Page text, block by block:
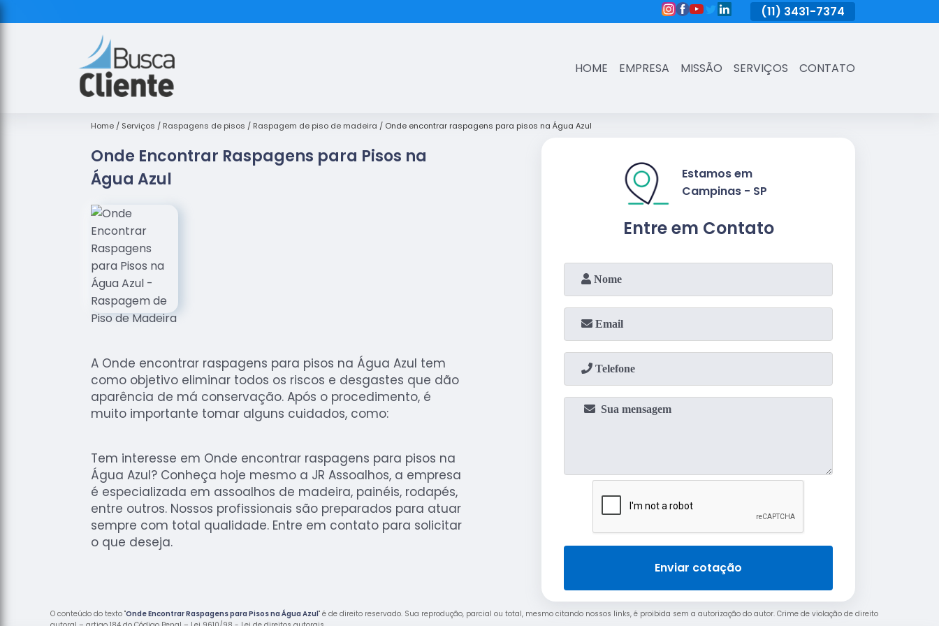
3431-7374 (11) 3431-7374
HOME EMPRESA MISSÃO SERVIÇOS CONTATO
Home Serviços Raspagens de pisos Raspagem de piso de madeira Onde encontrar raspagens para pisos na Água Azul
Onde Encontrar Raspagens para Pisos na
Água Azul
A Onde encontrar raspagens para pisos na Água Azul tem
como objetivo eliminar todos os riscos e desgastes que dão
aparência de má conservação. Após o procedimento, é
muito importante tomar alguns cuidados, como:
Tem interesse em Onde encontrar raspagens para pisos na
Água Azul? Conheça hoje mesmo a JR Assoalhos, a empresa
é especializada em assoalhos de madeira, painéis, rodapés,
entre outros. Nossos profissionais são preparados para atuar
sempre com total qualidade. Entre em contato para solicitar
o que deseja.
Entre em Contato
Estamos em
Campinas - SP
Enviar cotação
O conteúdo do texto "Onde Encontrar Raspagens para Pisos na Água Azul" é de direito reservado. Sua reprodução, parcial ou total, mesmo citando nossos links, é proibida sem a autorização do autor. Crime de violação de direito